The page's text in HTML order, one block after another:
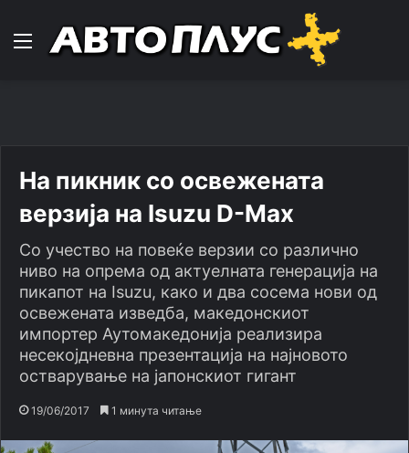
Навигација
На пикник со освежената
верзија на Isuzu D-Max
Со учество на повеќе верзии со различно
ниво на опрема од актуелната генерација на
пикапот на Isuzu, како и два сосема нови од
освежената изведба, македонскиот
импортер Аутомакедонија реализира
несекојдневна презентација на најновото
остварување на јапонскиот гигант
19/06/2017 1 минута читање